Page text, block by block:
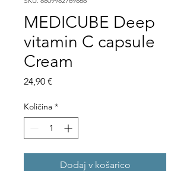
MEDICUBE Deep
vitamin C capsule
Cream
24,90 €
Količina *
Dodaj v košarico